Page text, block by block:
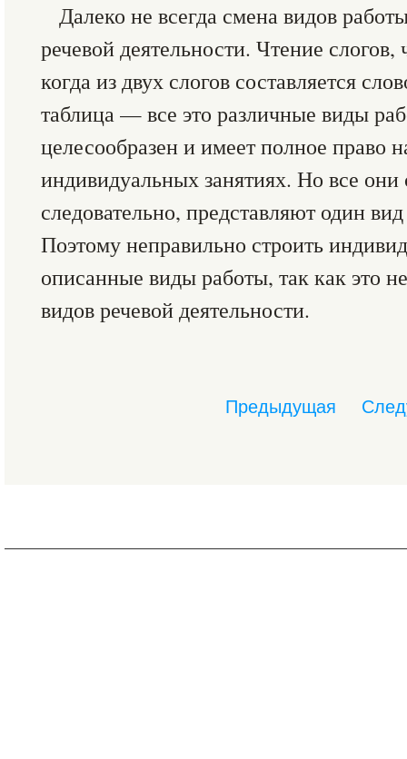
Далеко не всегда смена видов
речевой деятельности. Чтение слогов,
когда из двух слогов составляется
таблица — все это различные виды
целесообразен и имеет полное право
индивидуальных занятиях. Но все они
следовательно, представляют один
Поэтому неправильно строить
описанные виды работы, так как это
видов речевой деятельности.
Предыдущая